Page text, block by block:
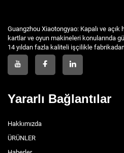
Guangzhou Xiaotongyao: Kapalı ve açık
kartlar ve oyun makineleri konularında
14 yıldan fazla kaliteli işçilikle
Yararlı Bağlantılar
Hakkımızda
ÜRÜNLER